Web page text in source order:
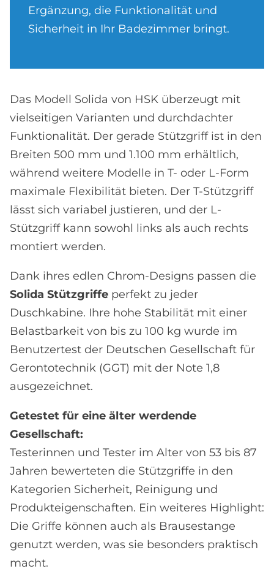
Ergänzung, die Funktionalität und
Sicherheit in Ihr Badezimmer bringt.
Das Modell Solida von HSK überzeugt mit
vielseitigen Varianten und durchdachter
Funktionalität. Der gerade Stützgriff ist in den
Breiten 500 mm und 1.100 mm erhältlich,
während weitere Modelle in T- oder L-Form
maximale Flexibilität bieten. Der T-Stützgriff
lässt sich variabel justieren, und der L-
Stützgriff kann sowohl links als auch rechts
montiert werden.
Dank ihres edlen Chrom-Designs passen die
Solida Stützgriffe perfekt zu jeder
Duschkabine. Ihre hohe Stabilität mit einer
Belastbarkeit von bis zu 100 kg wurde im
Benutzertest der Deutschen Gesellschaft für
Gerontotechnik (GGT) mit der Note 1,8
ausgezeichnet.
Getestet für eine älter werdende
Gesellschaft:
Testerinnen und Tester im Alter von 53 bis 87
Jahren bewerteten die Stützgriffe in den
Kategorien Sicherheit, Reinigung und
Produkteigenschaften. Ein weiteres Highlight:
Die Griffe können auch als Brausestange
genutzt werden, was sie besonders praktisch
macht.